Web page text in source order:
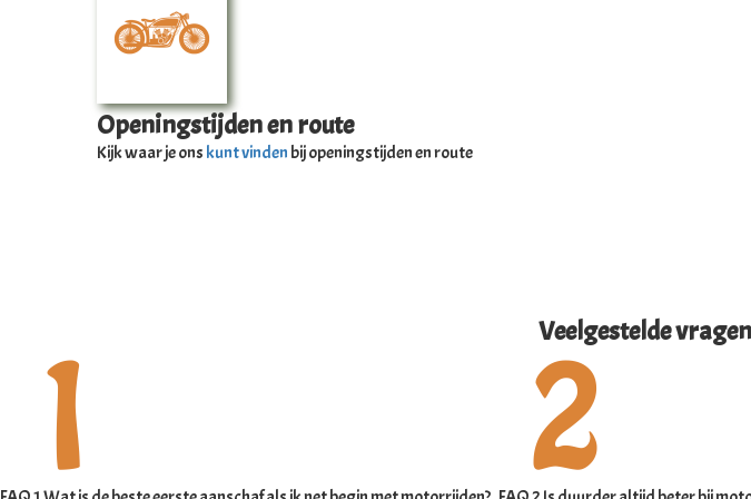
Openingstijden en route
Kijk waar je ons kunt vinden bij openingstijden en route
Veelgestelde